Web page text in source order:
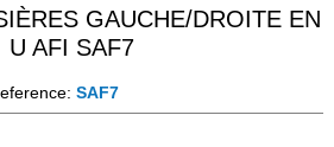
GAUCHE/DROITE EN
U AFI SAF7
SAF7